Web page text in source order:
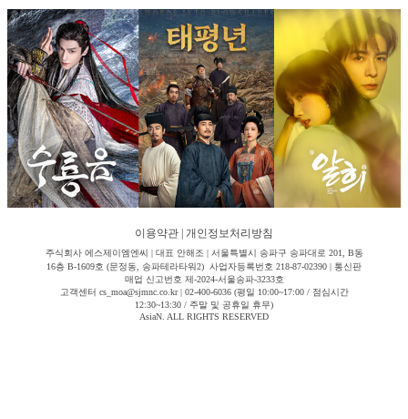
이용약관 개인정보처리방침
주식회사 에스제이엠엔씨 | 대표 안해조 | 서울특별시 송파구 송파대로 201, B동
16층 B-1609호 (문정동, 송파테라타워2) 사업자등록번호 218-87-02390 | 통신판
매업 신고번호 제-2024-서울송파-3233호
고객센터 cs_moa@sjmnc.co.kr | 02-400-6036 (평일 10:00~17:00 / 점심시간
12:30~13:30 / 주말 및 공휴일 휴무)
AsiaN. ALL RIGHTS RESERVED